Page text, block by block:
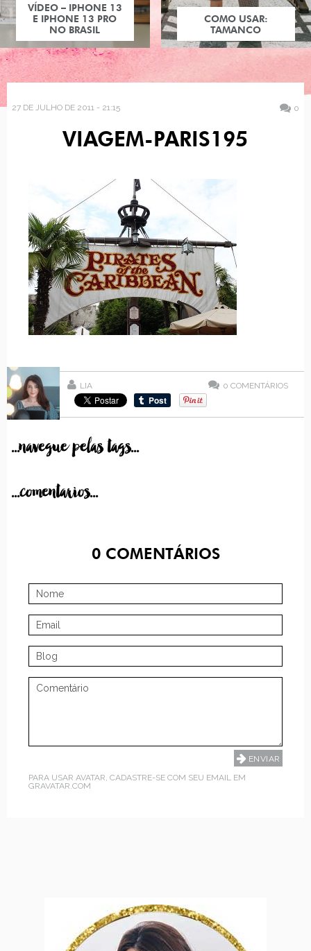
– IPHONE 13
13 PRO
NO BRASIL
COMO USAR:
TAMANCO
27 DE JULHO DE 2011 - 21:15 0
VIAGEM-PARIS195
LIA 0 COMENTÁRIOS
...navegue pelas tags...
...comentarios...
0COMENTÁRIOS
PARA USAR AVATAR, CADASTRE-SE COM SEU EMAIL EM
GRAVATAR.COM